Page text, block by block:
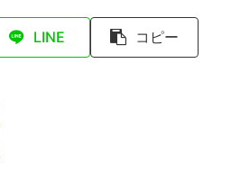
LINE コピー